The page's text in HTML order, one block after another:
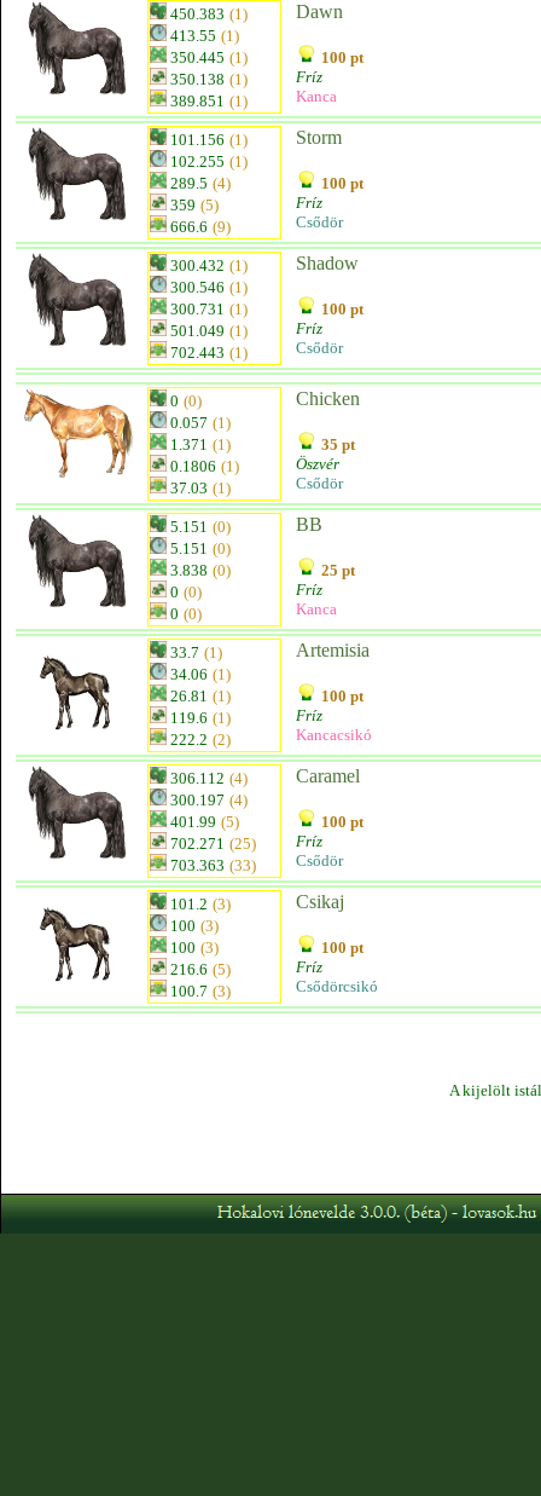
450.383 (1)
413.55 (1)
350.445 (1)
350.138 (1)
389.851 (1)
Dawn
100 pt
Fríz
Kanca
101.156 (1)
102.255 (1)
289.5 (4)
359 (5)
666.6 (9)
Storm
100 pt
Fríz
Csődör
300.432 (1)
300.546 (1)
300.731 (1)
501.049 (1)
702.443 (1)
Shadow
100 pt
Fríz
Csődör
0 (0)
0.057 (1)
1.371 (1)
0.1806 (1)
37.03 (1)
Chicken
35 pt
Öszvér
Csődör
5.151 (0)
5.151 (0)
3.838 (0)
0 (0)
0 (0)
BB
25 pt
Fríz
Kanca
33.7 (1)
34.06 (1)
26.81 (1)
119.6 (1)
222.2 (2)
Artemisia
100 pt
Fríz
Kancacsikó
306.112 (4)
300.197 (4)
401.99 (5)
702.271 (25)
703.363 (33)
Caramel
100 pt
Fríz
Csődör
101.2 (3)
100 (3)
100 (3)
216.6 (5)
100.7 (3)
Csikaj
100 pt
Fríz
Csődörcsikó
A kijelölt